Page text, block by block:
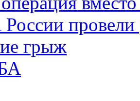
провели
грыж